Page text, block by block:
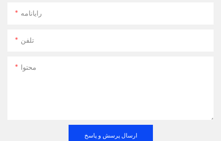
رایانامه
تلفن
محتوا
ارسال پرسش و پاسخ